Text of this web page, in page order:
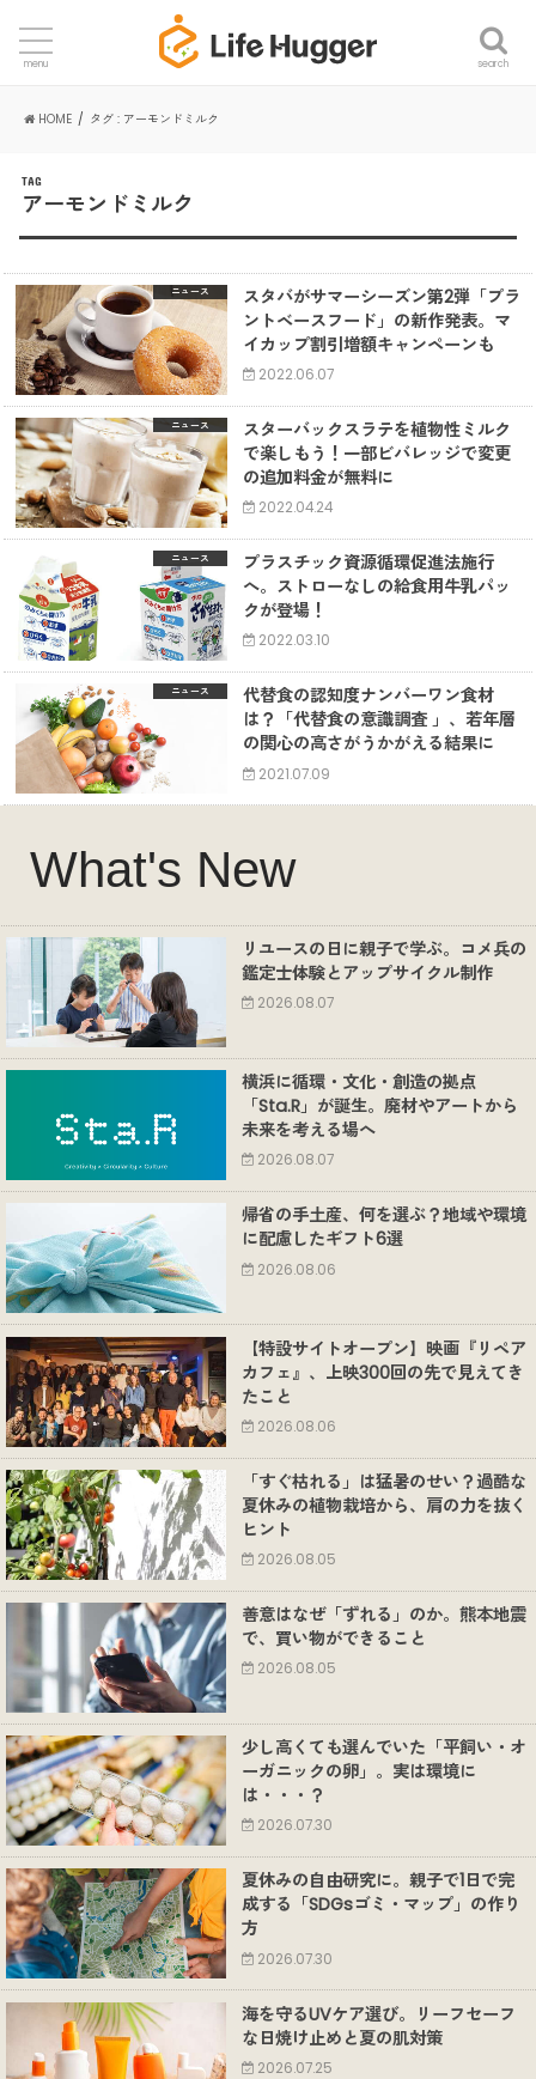
search
menu
HOME タグ : アーモンドミルク
TAG
アーモンドミルク
ニュース
スタバがサマーシーズン第2弾「プラ
ントベースフード」の新作発表。マ
イカップ割引増額キャンペーンも
2022.06.07
ニュース
スターバックスラテを植物性ミルク
で楽しもう！一部ビバレッジで変更
の追加料金が無料に
2022.04.24
ニュース
プラスチック資源循環促進法施行
へ。ストローなしの給食用牛乳パッ
クが登場！
2022.03.10
ニュース
代替食の認知度ナンバーワン食材
は？「代替食の意識調査 」、若年層
の関心の高さがうかがえる結果に
2021.07.09
What's New
リユースの日に親子で学ぶ。コメ兵の
鑑定士体験とアップサイクル制作
2026.08.07
横浜に循環・文化・創造の拠点
「Sta.R」が誕生。廃材やアートから
未来を考える場へ
2026.08.07
帰省の手土産、何を選ぶ？地域や環境
に配慮したギフト6選
2026.08.06
【特設サイトオープン】映画『リペア
カフェ』、上映300回の先で見えてき
たこと
2026.08.06
「すぐ枯れる」は猛暑のせい？過酷な
夏休みの植物栽培から、肩の力を抜く
ヒント
2026.08.05
善意はなぜ「ずれる」のか。熊本地震
で、買い物ができること
2026.08.05
少し高くても選んでいた「平飼い・オ
ーガニックの卵」。実は環境に
は・・・？
2026.07.30
夏休みの自由研究に。親子で1日で完
成する「SDGsゴミ・マップ」の作り
方
2026.07.30
海を守るUVケア選び。リーフセーフ
な日焼け止めと夏の肌対策
2026.07.25